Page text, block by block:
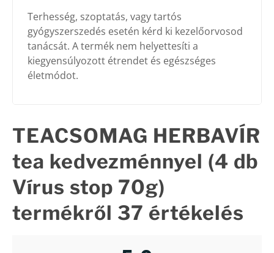
Terhesség, szoptatás, vagy tartós
gyógyszerszedés esetén kérd ki kezelőorvosod
tanácsát. A termék nem helyettesíti a
kiegyensúlyozott étrendet és egészséges
életmódot.
TEACSOMAG HERBAVÍR
tea kedvezménnyel (4 db
Vírus stop 70g)
termékről 37 értékelés